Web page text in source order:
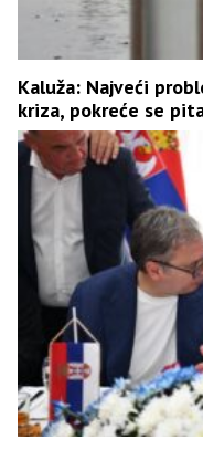
Kaluža: Najveći
kriza, pokreće se